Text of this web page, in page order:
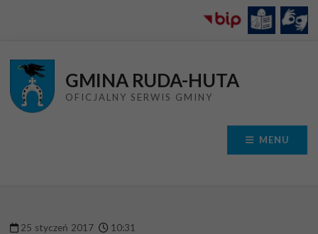
GMINA RUDA-HUTA
OFICJALNY SERWIS GMINY
MENU
25 styczeń 2017 10:31